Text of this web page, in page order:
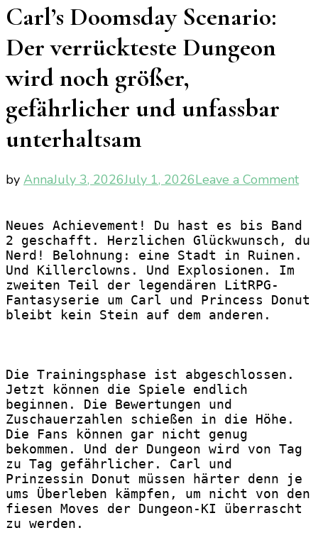
Carl’s Doomsday Scenario:
Der verrückteste Dungeon
wird noch größer,
gefährlicher und unfassbar
unterhaltsam
by AnnaJuly 3, 2026July 1, 2026Leave a Commenton
Neues Achievement! Du hast es bis Band
2 geschafft. Herzlichen Glückwunsch, du
Nerd! Belohnung: eine Stadt in Ruinen.
Und Killerclowns. Und Explosionen. Im
zweiten Teil der legendären LitRPG-
Fantasyserie um Carl und Princess Donut
bleibt kein Stein auf dem anderen.
Die Trainingsphase ist abgeschlossen.
Jetzt können die Spiele endlich
beginnen. Die Bewertungen und
Zuschauerzahlen schießen in die Höhe.
Die Fans können gar nicht genug
bekommen. Und der Dungeon wird von Tag
zu Tag gefährlicher. Carl und
Prinzessin Donut müssen härter denn je
ums Überleben kämpfen, um nicht von den
fiesen Moves der Dungeon-KI überrascht
zu werden.